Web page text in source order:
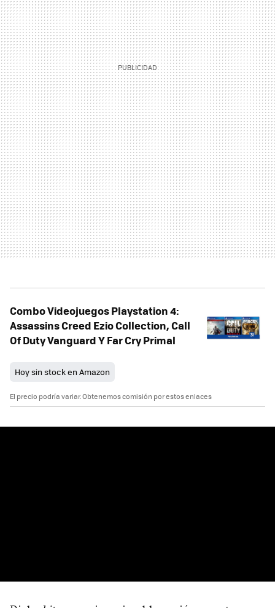
Combo Videojuegos Playstation 4:
Assassins Creed Ezio Collection, Call
Of Duty Vanguard Y Far Cry Primal
Hoy sin stock en Amazon
El precio podría variar. Obtenemos comisión por estos enlaces